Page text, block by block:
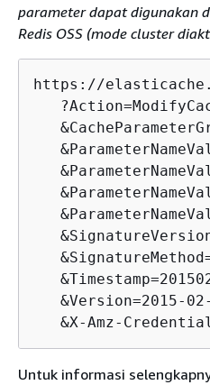
parameter dapat digunakan
Redis OSS (mode cluster
https://
&Version=2015-
&X-Amz-
Untuk informasi